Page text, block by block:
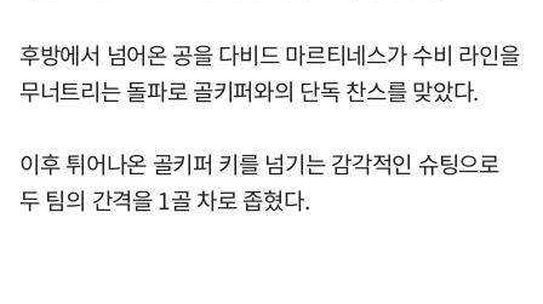
후방에서 넘어온 공을 다비드 마르티네스가 수비 라인을
무너트리는 돌파로 골키퍼와의 단독 찬스를 맞았다.
이후 튀어나온 골키퍼 키를 넘기는 감각적인 슈팅으로
두 팀의 간격을 1골 차로 좁혔다.